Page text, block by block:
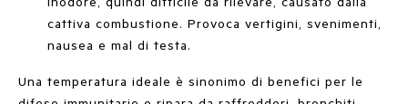
cattiva combustione. Provoca vertigini, svenimenti,
nausea e mal di testa.
Una temperatura ideale è sinonimo di benefici per le